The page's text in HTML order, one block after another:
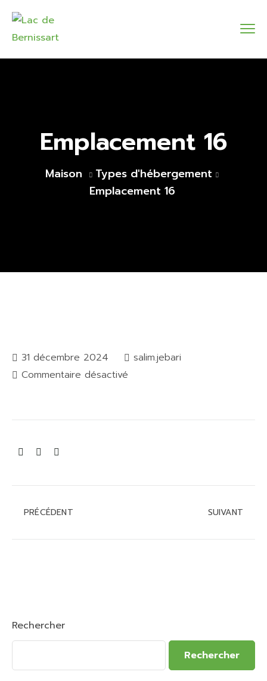
Emplacement 16
Maison
Types d'hébergement
Emplacement 16
31 décembre 2024
salim.jebari
Commentaire désactivé
PRÉCÉDENT SUIVANT
Rechercher
Rechercher